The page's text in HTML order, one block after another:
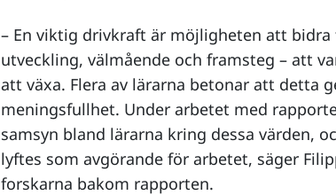
– En viktig drivkraft är möjligheten att
utveckling, välmående och framsteg – att
att växa. Flera av lärarna betonar att detta
meningsfullhet. Under arbetet med
samsyn bland lärarna kring dessa värden,
lyftes som avgörande för arbetet, säger
forskarna bakom rapporten.